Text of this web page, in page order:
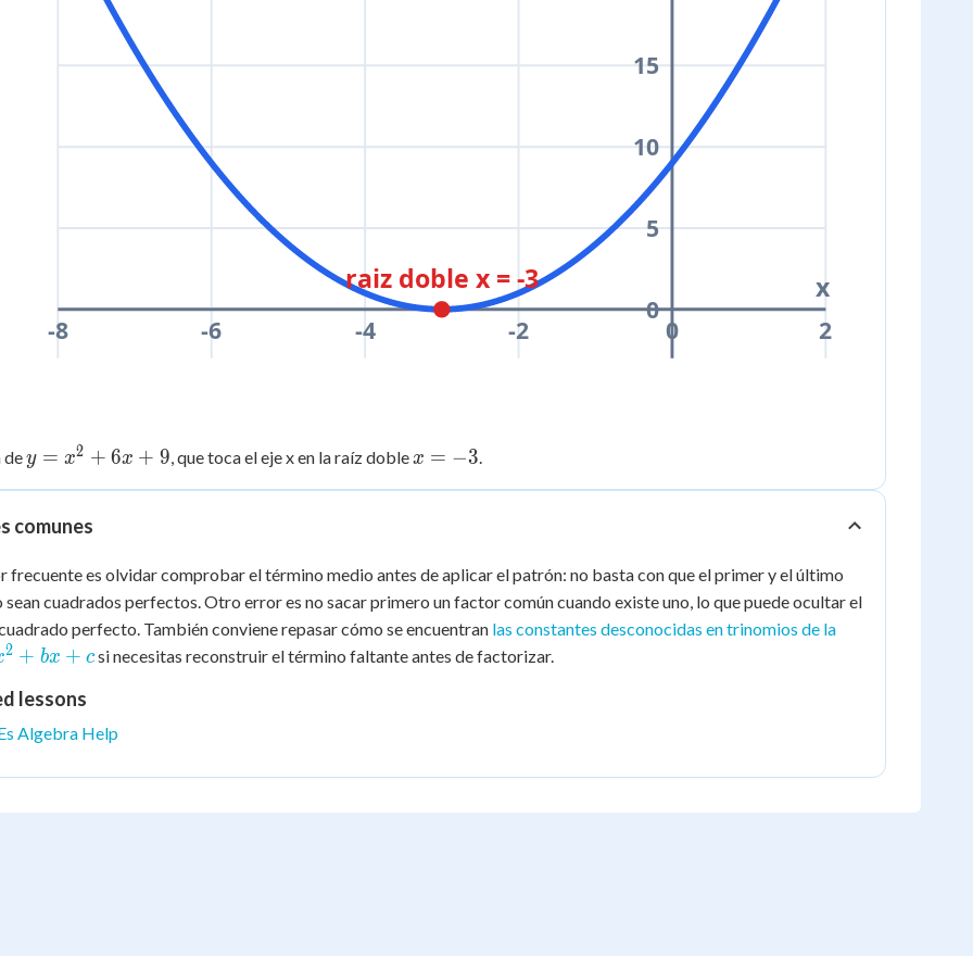
-8 -6 -4 -2 0 2
0
5
10
15
x
raiz doble x = -3
dey =
6x
y = x2 + 6x + 9 , que toca el eje x en la raíz doblex
x = −3
comunes
frecuente es olvidar comprobar el término medio antes de aplicar el patrón: no basta con que el primer y el último
cuadrados perfectos. Otro error es no sacar primero un factor común cuando existe uno, lo que puede ocultar el
perfecto. También conviene repasar cómo se encuentran las constantes desconocidas en trinomios de la
c
2 + bx + csi necesitas reconstruir el término faltante antes de factorizar.
lessons
Algebra Help